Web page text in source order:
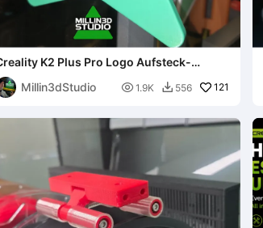
K2 Plus Pro Logo Aufsteck-
Türgriff - Einfache Installation
Millin3dStudio
 1.9K  556 121